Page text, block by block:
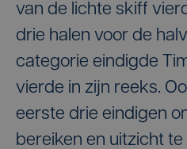
van de lichte skiff
drie halen voor de
categorie eindigde
vierde in zijn reeks.
eerste drie eindigen
bereiken en uitzicht